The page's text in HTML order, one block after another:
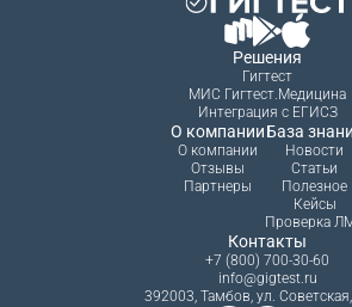
Решения
Гигтест
МИС Гигтест.Медицина
Интеграция с ЕГИСЗ
О компании
О компании
Отзывы
Партнеры
База
Новости
Статьи
Полезное
Кейсы
Проверка
Контакты
+7 (800) 700-30-60
info@gigtest.ru
392003, Тамбов, ул.